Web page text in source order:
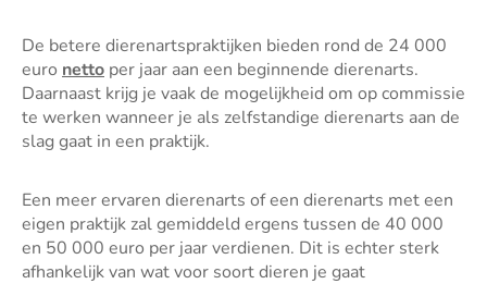
De betere dierenartspraktijken bieden rond de 24 000
euro netto per jaar aan een beginnende dierenarts.
Daarnaast krijg je vaak de mogelijkheid om op commissie
te werken wanneer je als zelfstandige dierenarts aan de
slag gaat in een praktijk.
Een meer ervaren dierenarts of een dierenarts met een
eigen praktijk zal gemiddeld ergens tussen de 40 000
en 50 000 euro per jaar verdienen. Dit is echter sterk
afhankelijk van wat voor soort dieren je gaat